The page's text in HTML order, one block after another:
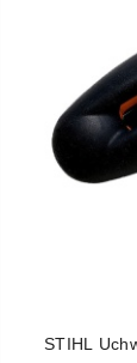
STIHL